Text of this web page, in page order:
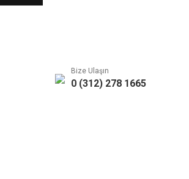
Bize Ulaşın
0 (312) 278 1665